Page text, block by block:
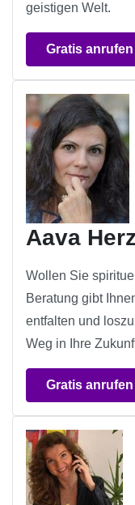
geistigen Welt.
Gratis anrufen
Aava Herz
Wollen Sie
Beratung gibt
entfalten und
Weg in Ihre
Gratis anrufen